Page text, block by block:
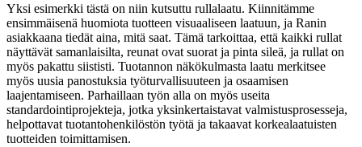
Yksi esimerkki tästä on niin kutsuttu rullalaatu. Kiinnitämme
ensimmäisenä huomiota tuotteen visuaaliseen laatuun, ja Ranin
asiakkaana tiedät aina, mitä saat. Tämä tarkoittaa, että kaikki rullat
näyttävät samanlaisilta, reunat ovat suorat ja pinta sileä, ja rullat on
myös pakattu siististi. Tuotannon näkökulmasta laatu merkitsee
myös uusia panostuksia työturvallisuuteen ja osaamisen
laajentamiseen. Parhaillaan työn alla on myös useita
standardointiprojekteja, jotka yksinkertaistavat valmistusprosesseja,
helpottavat tuotantohenkilöstön työtä ja takaavat korkealaatuisten
tuotteiden toimittamisen.